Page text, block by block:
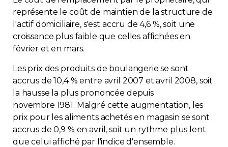
représente le coût de maintien de la structure de
l'actif domiciliaire, s'est accru de 4,6 %, soit une
croissance plus faible que celles affichées en
février et en mars.
Les prix des produits de boulangerie se sont
accrus de 10,4 % entre avril 2007 et avril 2008, soit
la hausse la plus prononcée depuis
novembre 1981. Malgré cette augmentation, les
prix pour les aliments achetés en magasin se sont
accrus de 0,9 % en avril, soit un rythme plus lent
que celui affiché par l'indice d'ensemble.